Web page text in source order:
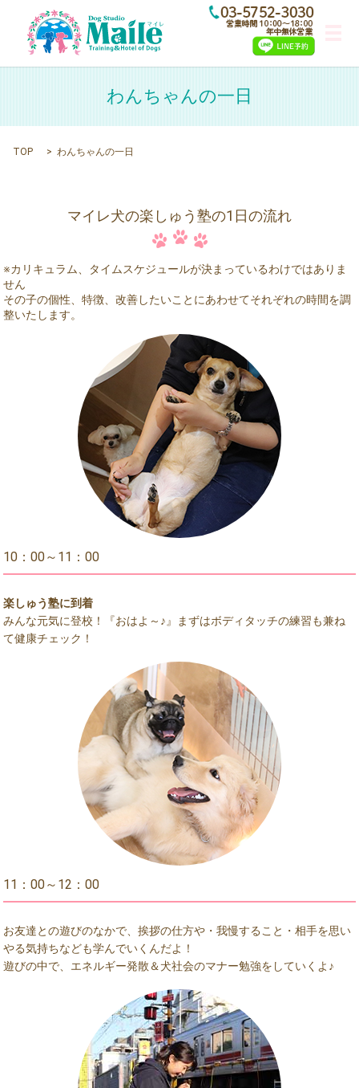
わんちゃんの一日
TOP わんちゃんの一日
マイレ犬の楽しゅう塾の1日の流れ
※カリキュラム、タイムスケジュールが決まっているわけではありま
せん
その子の個性、特徴、改善したいことにあわせてそれぞれの時間を調
整いたします。
10：00～11：00
楽しゅう塾に到着
みんな元気に登校！『おはよ～♪』まずはボディタッチの練習も兼ね
て健康チェック！
11：00～12：00
お友達との遊びのなかで、挨拶の仕方や・我慢すること・相手を思い
やる気持ちなども学んでいくんだよ！
遊びの中で、エネルギー発散＆犬社会のマナー勉強をしていくよ♪